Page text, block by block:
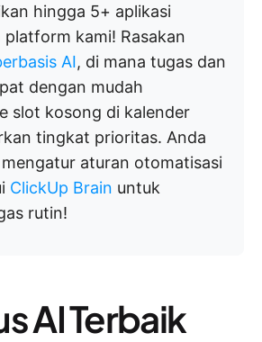
hingga 5+ aplikasi
kami! Rasakan
AI, di mana tugas dan
dengan mudah
slot kosong di kalender
tingkat prioritas. Anda
aturan otomatisasi
ClickUp Brain untuk
rutin!
AI Terbaik